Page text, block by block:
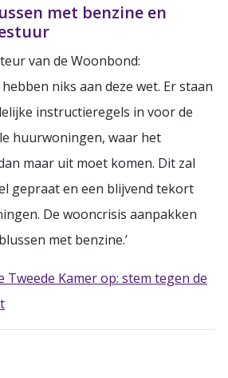
met benzine en
van de Woonbond:
niks aan deze wet. Er staan
instructieregels in voor de
huurwoningen, waar het
maar uit moet komen. Dit zal
gepraat en een blijvend tekort
De wooncrisis aanpakken
met benzine.’
Kamer op: stem tegen de